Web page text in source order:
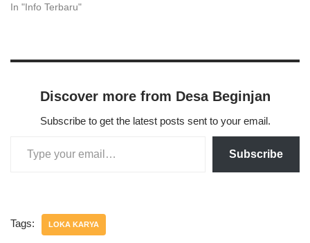
In "Info Terbaru"
Discover more from Desa Beginjan
Subscribe to get the latest posts sent to your email.
Subscribe
Tags: LOKA KARYA